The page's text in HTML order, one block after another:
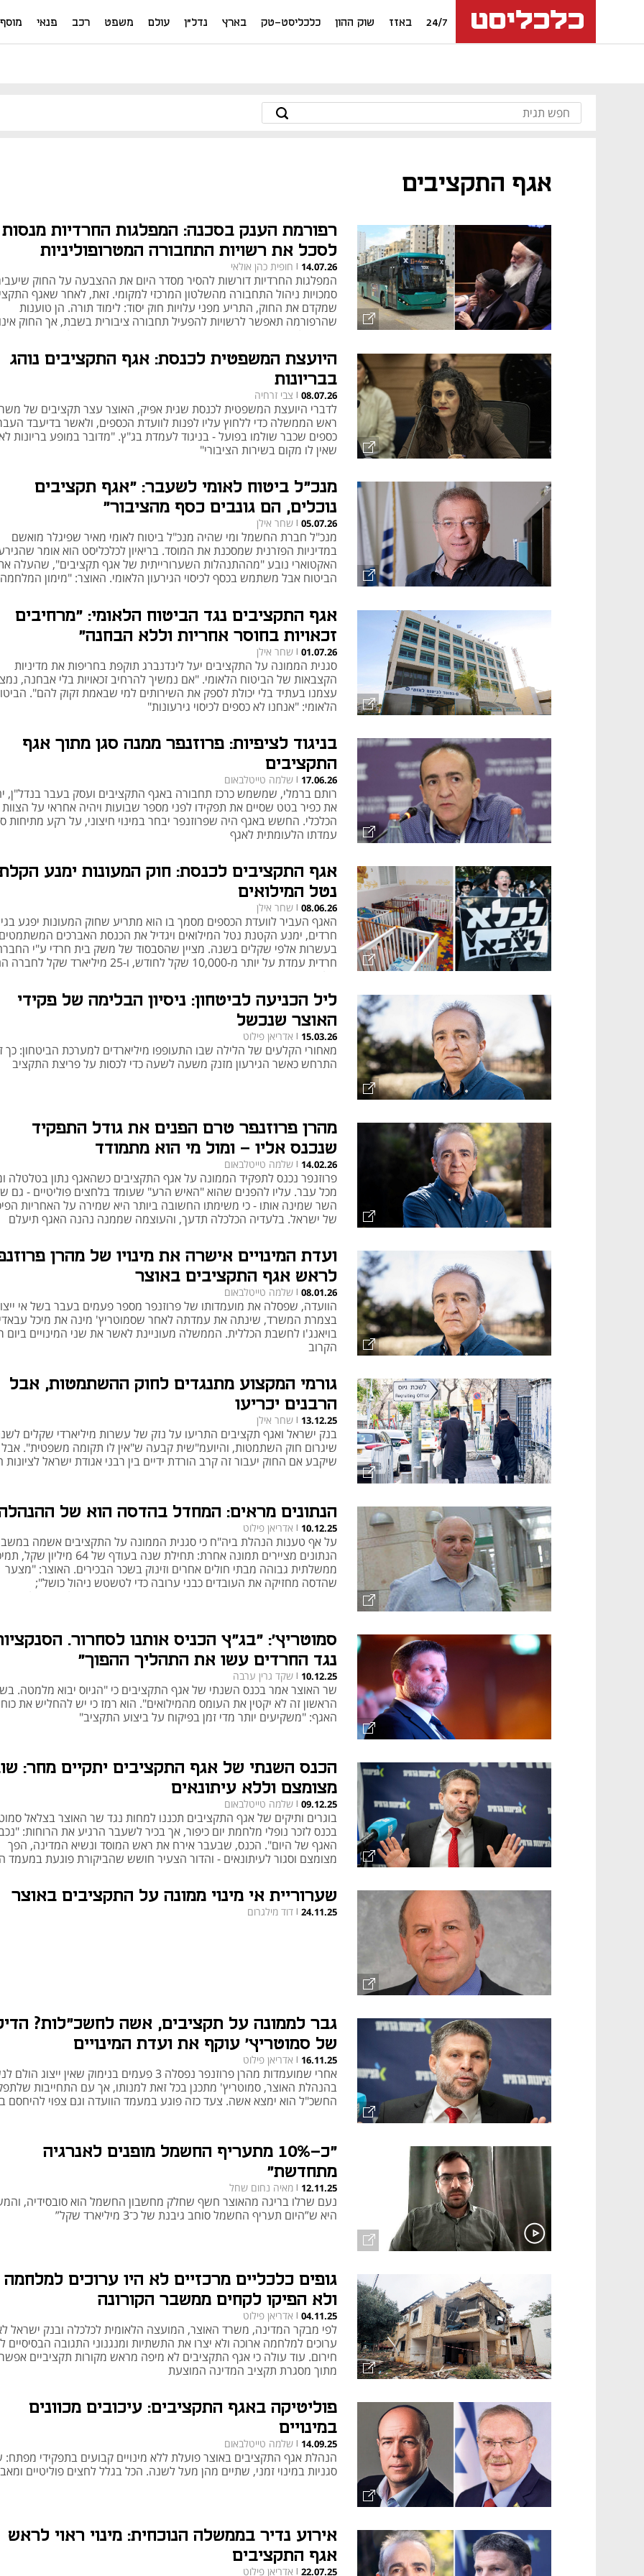
24/7 באזז שוק ההון כלכליסט-טק בארץ נדל"ן עולם משפט רכב פנאי מוסף
אגף התקציבים
רפורמת הענק בסכנה: המפלגות החרדיות מנסות
לסכל את רשויות התחבורה המטרופוליניות
14.07.26
| חופית כהן אולאי
המפלגות החרדיות דורשות להסיר מסדר היום את ההצבעה על החוק
סמכויות ניהול התחבורה מהשלטון המרכזי למקומי. זאת, לאחר שאגף
שמקדם את החוק, התריע מפני עלויות חוק יסוד: לימוד תורה. הן טוענות
שהרפורמה תאפשר לרשויות להפעיל תחבורה ציבורית בשבת, אך החוק אינו
היועצת המשפטית לכנסת: אגף התקציבים נוהג
בבריונות
08.07.26
| צבי זרחיה
לדברי היועצת המשפטית לכנסת שגית אפיק, האוצר עצר תקציבים של
ראש הממשלה כדי ללחוץ עליו לפנות לוועדת הכספים, ולאשר בדיעבד
כספים שכבר שולמו בפועל - בניגוד לעמדת בג"ץ. "מדובר במופע בריונות
שאין לו מקום בשירות הציבורי"
מנכ"ל ביטוח לאומי לשעבר: "אגף תקציבים
נוכלים, הם גונבים כסף מהציבור"
05.07.26
| שחר אילן
מנכ"ל חברת החשמל ומי שהיה מנכ"ל ביטוח לאומי מאיר שפיגלר מואשם
במדיניות הפזרנית שמסכנת את המוסד. בריאיון לכלכליסט הוא אומר
האקטוארי נובע "מההתנהלות השערורייתית של אגף תקציבים", שהעלה
הביטוח אבל משתמש בכסף לכיסוי הגירעון הלאומי. האוצר: "מימון
אגף התקציבים נגד הביטוח הלאומי: "מרחיבים
זכאויות בחוסר אחריות וללא הבחנה"
01.07.26
| שחר אילן
סגנית הממונה על התקציבים יעל לינדנברג תוקפת בחריפות את מדיניות
הקצבאות של הביטוח הלאומי. "אם נמשיך להרחיב זכאויות בלי אבחנה,
עצמנו בעתיד בלי יכולת לספק את השירותים למי שבאמת זקוק להם".
הלאומי: "אנחנו לא כספים לכיסוי גירעונות"
בניגוד לציפיות: פרוזנפר ממנה סגן מתוך אגף
התקציבים
17.06.26
| שלמה טייטלבאום
רותם ברמלי, שמשמש כרכז תחבורה באגף התקציבים ועסק בעבר בנדל"ן,
את כפיר בטט שסיים את תפקידו לפני מספר שבועות ויהיה אחראי על הצוות
הכלכלי. החשש באגף היה שפרוזנפר יבחר במינוי חיצוני, על רקע מתיחות
עמדתו הלעומתית לאגף
אגף התקציבים לכנסת: חוק המעונות ימנע
נטל המילואים
08.06.26
| שחר אילן
האגף העביר לוועדת הכספים מסמך בו הוא מתריע שחוק המעונות יפגע
חרדים, ימנע הקטנת נטל המילואים ויגדיל את הכנסת האברכים המשתמטים
בעשרות אלפי שקלים בשנה. מציין שהסבסוד של משק בית חרדי ע"י
חרדית עמדת על יותר מ-10,000 שקל לחודש, ו-25 מיליארד
ליל הכניעה לביטחון: ניסיון הבלימה של פקידי
האוצר שנכשל
15.03.26
| אדריאן פילוט
מאחורי הקלעים של הלילה שבו התעופפו מיליארדים למערכת הביטחון: כך
התרחש כאשר הגירעון מזנק משעה לשעה כדי לכסות על פריצת התקציב
מהרן פרוזנפר טרם הפנים את גודל התפקיד
שנכנס אליו - ומול מי הוא מתמודד
14.02.26
| שלמה טייטלבאום
פרוזנפר נכנס לתפקיד הממונה על אגף התקציבים כשהאגף נתון בטלטלה
מכל עבר. עליו להפנים שהוא "האיש הרע" שעומד בלחצים פוליטיים - גם
השר שמינה אותו - כי משימתו החשובה ביותר היא שמירה על האחריות
של ישראל. בלעדיה הכלכלה תדעך, והעוצמה שממנה נהנה האגף תיעלם
ועדת המינויים אישרה את מינויו של מהרן
לראש אגף התקציבים באוצר
08.01.26
| שלמה טייטלבאום
הוועדה, שפסלה את מועמדותו של פרוזנפר מספר פעמים בעבר בשל אי
בצמרת המשרד, שינתה את עמדתה לאחר שסמוטריץ' מינה את מיכל עבאדי
בויאנג'ו לחשבת הכללית. הממשלה מעוניינת לאשר את שני המינויים ביום
הקרוב
גורמי המקצוע מתנגדים לחוק ההשתמטות, אבל
הרבנים יכריעו
13.12.25
| שחר אילן
בנק ישראל ואגף תקציבים התריעו על נזק של עשרות מיליארדי שקלים
שיגרום חוק השתמטות, והיועמ"שית קבעה ש"אין לו תקומה משפטית".
שיקבע אם החוק יעבור זה קרב הורדת ידיים בין רבני אגודת ישראל לציונות
הנתונים מראים: המחדל בהדסה הוא של
10.12.25
| אדריאן פילוט
על אף טענות הנהלת ביה"ח כי סגנית הממונה על התקציבים אשמה
הנתונים מציירים תמונה אחרת: תחילת שנה בעודף של 64 מיליון
ממשלתית גבוהה מבתי חולים אחרים וזינוק בשכר הבכירים. האוצר: "מצער
שהדסה מחזיקה את העובדים כבני ערובה כדי לטשטש ניהול כושל";
סמוטריץ': "בג"ץ הכניס אותנו לסחרור.
נגד החרדים עשו את התהליך ההפוך"
10.12.25
| שקד גרין ערבה
שר האוצר אמר בכנס השנתי של אגף התקציבים כי "הגיוס יבוא מלמטה.
הראשון זה לא יקטין את העומס מהמילואים". הוא רמז כי יש להחליש את
האגף: "משקיעים יותר מדי זמן בפיקוח על ביצוע התקציב"
הכנס השנתי של אגף התקציבים יתקיים מחר:
מצומצם וללא עיתונאים
09.12.25
| שלמה טייטלבאום
בוגרים ותיקים של אגף התקציבים תכננו למחות נגד שר האוצר בצלאל
בכנס לזכר נופלי מלחמת יום כיפור, אך בכיר לשעבר הרגיע את הרוחות:
האגף של היום". הכנס, שבעבר אירח את ראש המוסד ונשיא המדינה, הפך
מצומצם וסגור לעיתונאים - והדור הצעיר חושש שהביקורת פוגעת במעמד
שערוריית אי מינוי ממונה על התקציבים באוצר
24.11.25
| דוד מילגרום
גבר לממונה על תקציבים, אשה לחשכ"לות?
של סמוטריץ' עוקף את ועדת המינויים
16.11.25
| אדריאן פילוט
אחרי שמועמדות מהרן פרוזנפר נפסלה 3 פעמים בנימוק שאין ייצוג
בהנהלת האוצר, סמוטריץ' מתכנן בכל זאת למנותו, אך עם התחייבות
החשכ"ל הוא ימצא אשה. צעד כזה פוגע במעמד הוועדה וגם צפוי להיחסם
"כ-10% מתעריף החשמל מופנים לאנרגיה
מתחדשת"
12.11.25
| מאיה נחום שחל
נעם שרלו בריגה מהאוצר חשף שחלק מחשבון החשמל הוא סובסידיה,
היא ש”היום תעריף החשמל סוחב גיבנת של כ־3 מיליארד שקל”
גופים כלכליים מרכזיים לא היו ערוכים למלחמה
ולא הפיקו לקחים ממשבר הקורונה
04.11.25
| אדריאן פילוט
לפי מבקר המדינה, משרד האוצר, המועצה הלאומית לכלכלה ובנק ישראל
ערוכים למלחמה ארוכה ולא יצרו את התשתיות ומנגנוני התגובה
חירום. עוד עולה כי אגף התקציבים לא מיפה מראש מקורות תקציביים
מתוך מסגרת תקציב המדינה המוצעת
פוליטיקה באגף התקציבים: עיכובים מכוונים
במינויים
14.09.25
| שלמה טייטלבאום
הנהלת אגף התקציבים באוצר פועלת ללא מינויים קבועים בתפקידי
סגניות במינוי זמני, שתיים מהן מעל לשנה. הכל בגלל לחצים פוליטיים
אירוע נדיר בממשלה הנוכחית: מינוי ראוי לראש
אגף התקציבים
22.07.25
| אדריאן פילוט